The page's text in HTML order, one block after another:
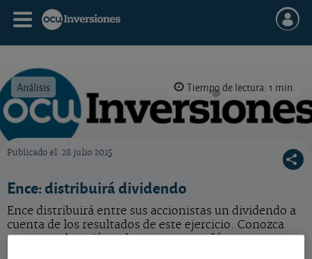
Análisis Tiempo de lectura: 1 min.
Publicado el 28 julio 2015
Ence: distribuirá dividendo
Ence distribuirá entre sus accionistas un dividendo a
cuenta de los resultados de este ejercicio. Conozca
nuestra valoración sobre esta compañía.